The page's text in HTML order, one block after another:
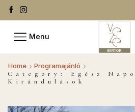
Menu
Home
Programajánló
Category: Egész
Kirándulások